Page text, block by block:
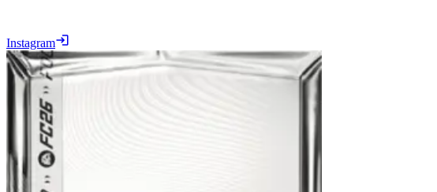
Instagram